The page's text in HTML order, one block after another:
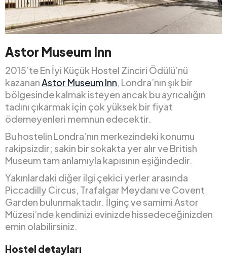
Astor Museum Inn
2015’te En İyi Küçük Hostel Zinciri Ödülü’nü
kazananAstor Museum Inn, Londra’nın şık bir
bölgesinde kalmak isteyen ancak bu ayrıcalığın
tadını çıkarmak için çok yüksek bir fiyat
ödemeyenleri memnun edecektir.
Bu hostelin Londra’nın merkezindeki konumu
rakipsizdir; sakin bir sokakta yer alır ve British
Museum tam anlamıyla kapısının eşiğindedir.
Yakınlardaki diğer ilgi çekici yerler arasında
Piccadilly Circus, Trafalgar Meydanı ve Covent
Garden bulunmaktadır. İlginç ve samimi Astor
Müzesi’nde kendinizi evinizde hissedeceğinizden
emin olabilirsiniz.
Hostel detayları